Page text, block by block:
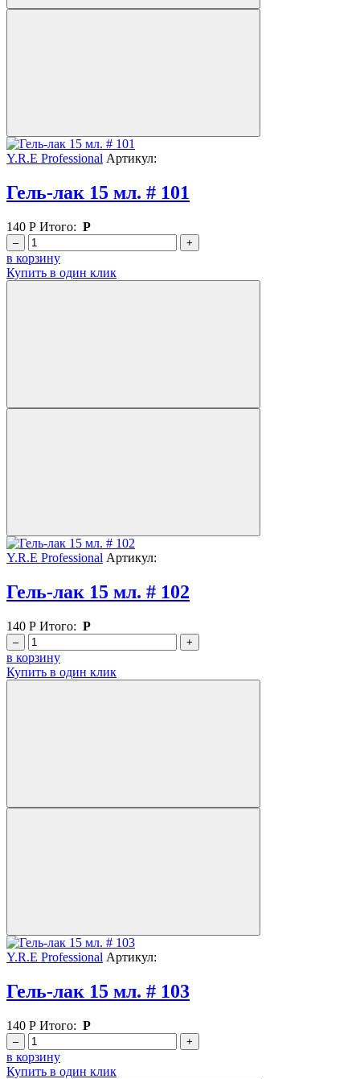
Y.R.E Professional Артикул:
Гель-лак 15 мл. # 101
140 Р Итого: Р
– +
в корзину
Купить в один клик
Y.R.E Professional Артикул:
Гель-лак 15 мл. # 102
140 Р Итого: Р
– +
в корзину
Купить в один клик
Y.R.E Professional Артикул:
Гель-лак 15 мл. # 103
140 Р Итого: Р
– +
в корзину
Купить в один клик